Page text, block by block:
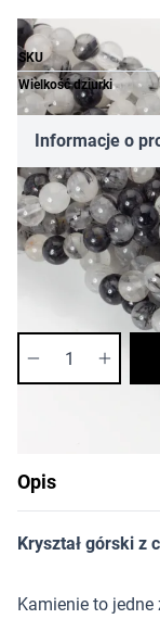
SKU
Wielkość dziurki
Informacje o
81,18 zł
Cena za opakowanie
Ilość w opakowaniu:
Opis
Kryształ górski z
Kamienie to